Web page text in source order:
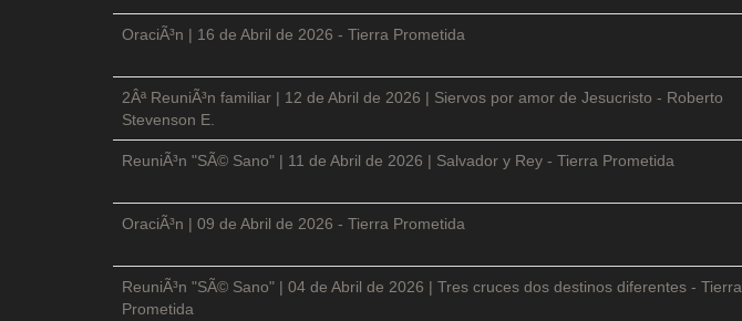
OraciÃ³n | 16 de Abril de 2026 - Tierra Prometida
2Âª ReuniÃ³n familiar | 12 de Abril de 2026 | Siervos por amor de Jesucristo - Roberto
Stevenson E.
ReuniÃ³n "SÃ© Sano" | 11 de Abril de 2026 | Salvador y Rey - Tierra Prometida
OraciÃ³n | 09 de Abril de 2026 - Tierra Prometida
ReuniÃ³n "SÃ© Sano" | 04 de Abril de 2026 | Tres cruces dos destinos diferentes - Tierra
Prometida